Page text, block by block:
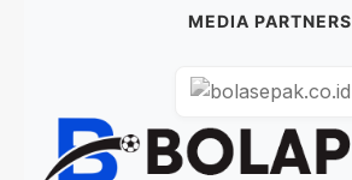
MEDIA PARTNERS